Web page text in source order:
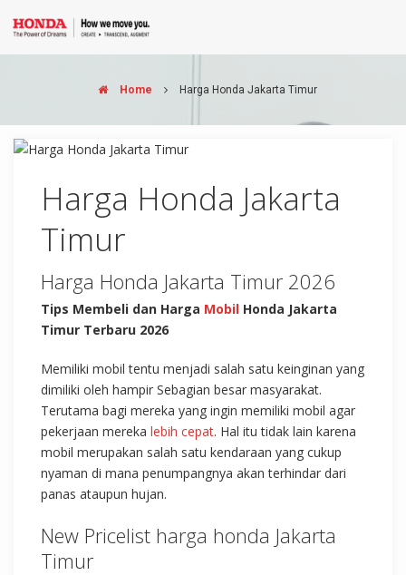
Home Harga Honda Jakarta Timur
Harga Honda Jakarta
Timur
Harga Honda Jakarta Timur 2026
Tips Membeli dan Harga Mobil Honda Jakarta
Timur Terbaru 2026
Memiliki mobil tentu menjadi salah satu keinginan yang
dimiliki oleh hampir Sebagian besar masyarakat.
Terutama bagi mereka yang ingin memiliki mobil agar
pekerjaan mereka lebih cepat. Hal itu tidak lain karena
mobil merupakan salah satu kendaraan yang cukup
nyaman di mana penumpangnya akan terhindar dari
panas ataupun hujan.
New Pricelist harga honda Jakarta
Timur